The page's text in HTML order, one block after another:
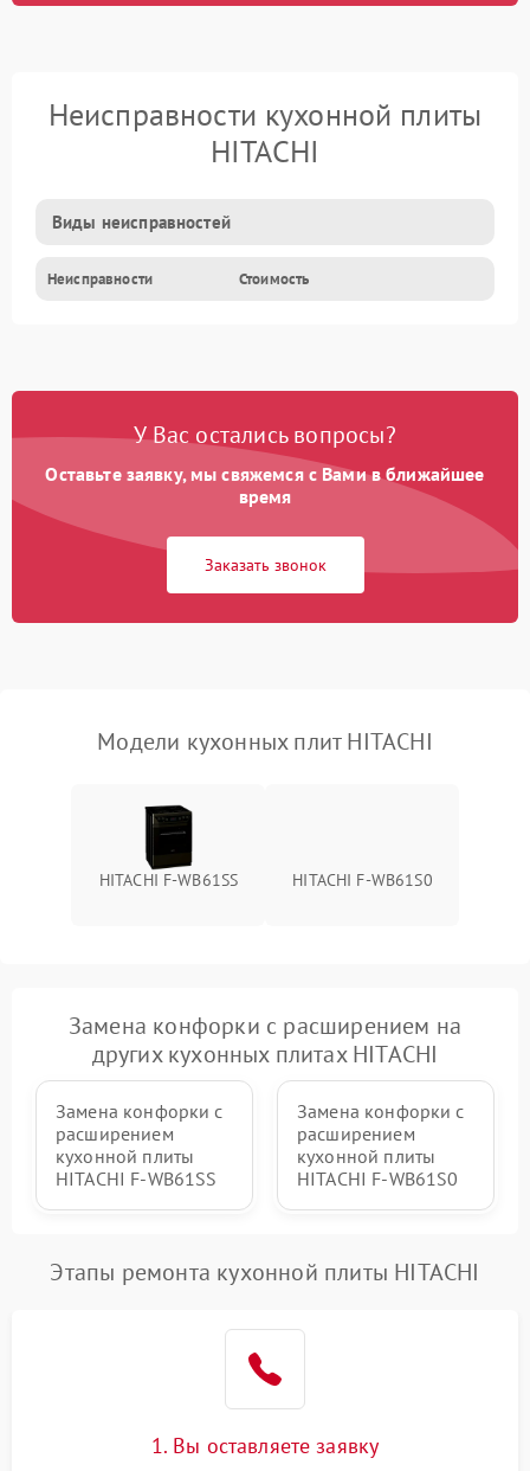
Неисправности кухонной плиты
HITACHI
Виды неисправностей
Неисправности Стоимость
У Вас остались вопросы?
Оставьте заявку, мы свяжемся с Вами в ближайшее
время
Заказать звонок
Модели кухонных плит HITACHI
HITACHI F-WB61SS HITACHI F-WB61S0
Замена конфорки с расширением на
других кухонных плитах HITACHI
Замена конфорки с
расширением
кухонной плиты
HITACHI F-WB61SS
Замена конфорки с
расширением
кухонной плиты
HITACHI F-WB61S0
Этапы ремонта кухонной плиты HITACHI
1. Вы оставляете заявку